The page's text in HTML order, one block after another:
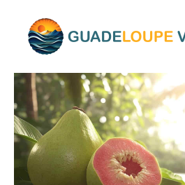
contenu